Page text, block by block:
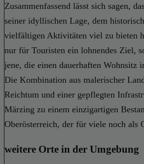
Zusammenfassend lässt sich sagen,
seiner idyllischen Lage, dem
vielfältigen Aktivitäten viel zu bieten
nur für Touristen ein lohnendes Ziel,
jene, die einen dauerhaften Wohnsitz
Die Kombination aus malerischer
Reichtum und einer gepflegten
Märzing zu einem einzigartigen
Oberösterreich, der für viele noch als
weitere Orte in der Umgebung